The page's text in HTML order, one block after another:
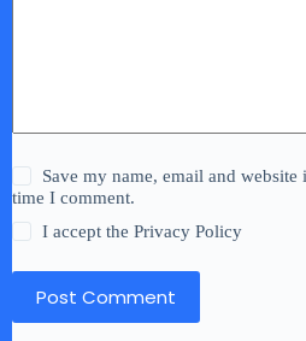
Save my name, email and
time I comment.
I accept thePrivacy Policy
Post Comment